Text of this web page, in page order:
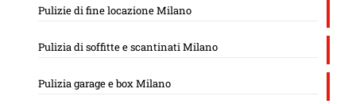
Pulizie di fine locazione Milano
Pulizia di soffitte e scantinati Milano
Pulizia garage e box Milano